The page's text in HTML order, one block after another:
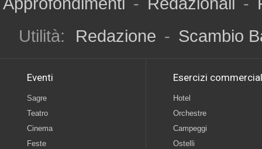
Utilità:
Redazione - Scambio
Eventi
Sagre
Teatro
Cinema
Feste
Esercizi
Hotel
Orchestre
Campeggi
Ostelli